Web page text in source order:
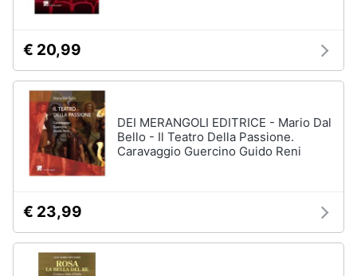
€ 20,99
DEI MERANGOLI EDITRICE - Mario Dal
Bello - Il Teatro Della Passione.
Caravaggio Guercino Guido Reni
€ 23,99